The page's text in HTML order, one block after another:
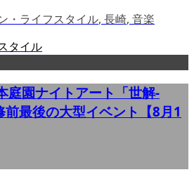
・ライフスタイル, 長崎, 音楽
タイル
庭園ナイトアート「世解-
最後の大型イベント【8月1